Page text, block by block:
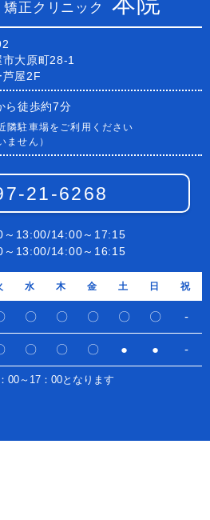
正クリニック
大原町28-1
芦屋2F
ら徒歩約7分
隣駐車場をご利用ください
ません）
21-6268
13:00/14:00～17:15
13:00/14:00～16:15
水 木 金 土 日 祝
〇 〇 〇 〇 〇 -
〇 〇 〇 ● ● -
～17：00となります